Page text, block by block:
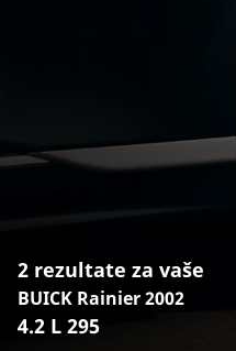
2 rezultate za vaše
BUICK Rainier 2002
4.2 L 295